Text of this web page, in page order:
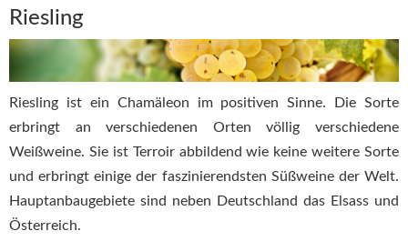
Riesling
Riesling ist ein Chamäleon im positiven Sinne. Die Sorte
erbringt an verschiedenen Orten völlig verschiedene
Weißweine. Sie ist Terroir abbildend wie keine weitere Sorte
und erbringt einige der faszinierendsten Süßweine der Welt.
Hauptanbaugebiete sind neben Deutschland das Elsass und
Österreich.